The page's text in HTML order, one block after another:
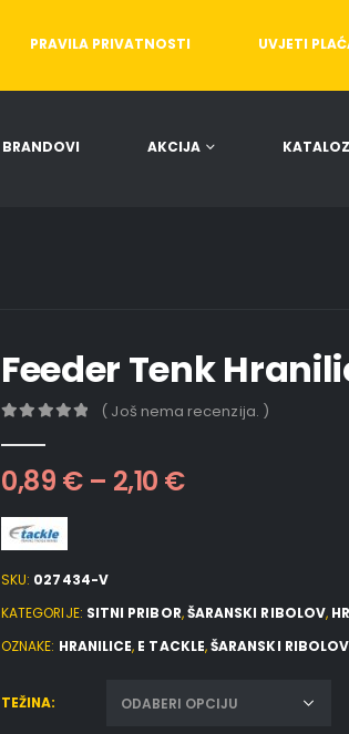
PRAVILA PRIVATNOSTI UVJETI
BRANDOVI AKCIJA
Feeder Tenk
( Još nema recenzija. )
0,89 €– 2,10 €
SKU: 027434-V
KATEGORIJE: SITNI PRIBOR,ŠARANSKI RIBOLOV,
OZNAKE: HRANILICE, E TACKLE,ŠARANSKI RIBOLOV
TEŽINA